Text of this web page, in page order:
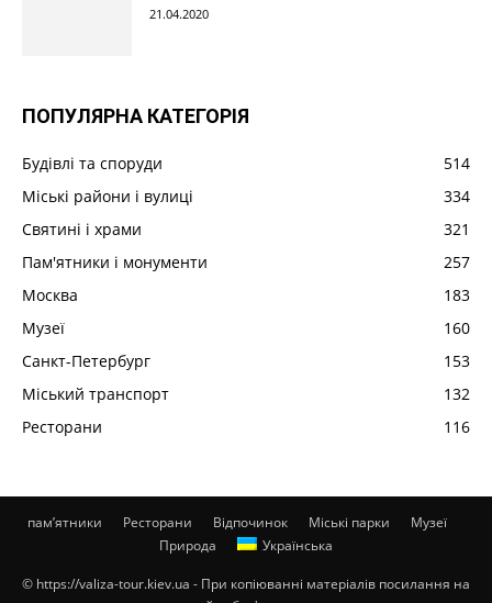
21.04.2020
ПОПУЛЯРНА КАТЕГОРІЯ
Будівлі та споруди
514
Міські райони і вулиці
334
Святині і храми
321
Пам'ятники і монументи
257
Москва
183
Музеї
160
Санкт-Петербург
153
Міський транспорт
132
Ресторани
116
пам’ятники Ресторани Відпочинок Міські парки
Музеї
Природа
Українська
© https://valiza-tour.kiev.ua - При копіюванні матеріалів посилання на